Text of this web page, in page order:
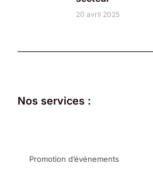
20 avril 2025
Nos services :
Promotion d’événements